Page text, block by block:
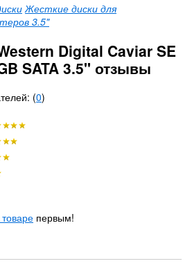
Жесткие диски для
3.5"
Digital Caviar SE
SATA 3.5'' отзывы
(0)
первым!